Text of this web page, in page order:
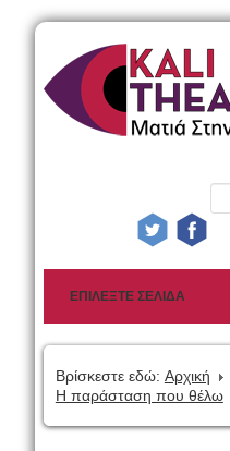
Βρίσκεστε εδώ: Αρχική
Η παράσταση που θέλω